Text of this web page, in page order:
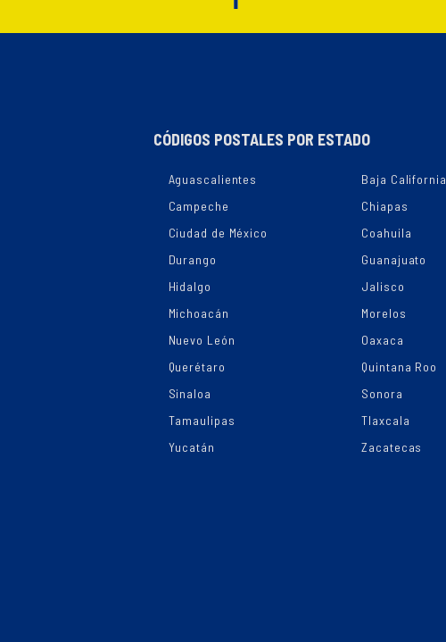
CÓDIGOS POSTALES POR ESTADO
Aguascalientes Baja California
Campeche
Chiapas
Ciudad de México
Coahuila
Durango
Guanajuato
Hidalgo
Jalisco
Michoacán
Morelos
Nuevo León
Oaxaca
Querétaro
Quintana Roo
Sinaloa
Sonora
Tamaulipas
Tlaxcala
Yucatán
Zacatecas